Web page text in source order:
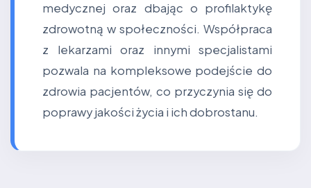
medycznej oraz dbając o profilaktykę
zdrowotną w społeczności. Współpraca
z lekarzami oraz innymi specjalistami
pozwala na kompleksowe podejście do
zdrowia pacjentów, co przyczynia się do
poprawy jakości życia i ich dobrostanu.